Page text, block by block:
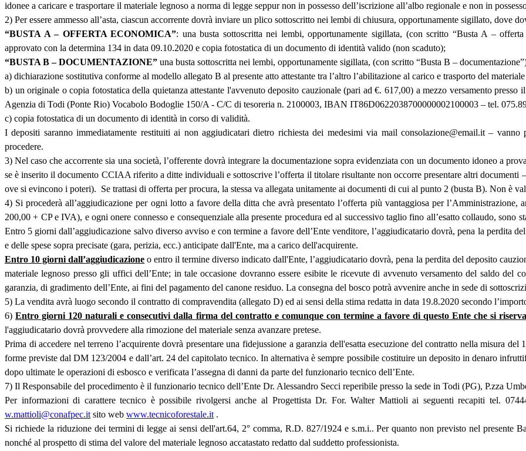
idonee a caricare e trasportare il materiale legnoso a norma di legge seppur non in possesso dell’iscrizione all’albo regionale e non in
2) Per essere ammesso all’asta, ciascun accorrente dovrà inviare un plico sottoscritto nei lembi di chiusura, opportunamente sigillato, dove
“BUSTA A – OFFERTA ECONOMICA”: una busta sottoscritta nei lembi, opportunamente sigillata, (con scritto “Busta A –
approvato con la determina 134 in data 09.10.2020 e copia fotostatica di un documento di identità valido (non scaduto);
“BUSTA B – DOCUMENTAZIONE” una busta sottoscritta nei lembi, opportunamente sigillata, (con scritto “Busta B –
a) dichiarazione sostitutiva conforme al modello allegato B al presente atto attestante tra l’altro l’abilitazione al carico e trasporto del
b) un originale o copia fotostatica della quietanza attestante l'avvenuto deposito cauzionale (pari ad €. 617,00) a mezzo versamento
Agenzia di Todi (Ponte Rio) Vocabolo Bodoglie 150/A - C/C di tesoreria n. 2100003, IBAN IT86D0622038700000002100003 – tel.
c) copia fotostatica di un documento di identità in corso di validità.
I depositi saranno immediatamente restituiti ai non aggiudicatari dietro richiesta dei medesimi via mail consolazione@email.it –
procedere.
3) Nel caso che accorrente sia una società, l’offerente dovrà integrare la documentazione sopra evidenziata con un documento idoneo a
se è inserito il documento CCIAA riferito a ditte individuali e sottoscrive l’offerta il titolare risultante non occorre presentare altri
ove si evincono i poteri). Se trattasi di offerta per procura, la stessa va allegata unitamente ai documenti di cui al punto 2 (busta B). Non è
4) Si procederà all’aggiudicazione per ogni lotto a favore della ditta che avrà presentato l’offerta più vantaggiosa per
200,00 + CP e IVA), e ogni onere connesso e consequenziale alla presente procedura ed al successivo taglio fino all’esatto collaudo, sono
Entro 5 giorni dall’aggiudicazione salvo diverso avviso e con termine a favore dell’Ente venditore, l’aggiudicatario dovrà, pena la perdita
e delle spese sopra precisate (gara, perizia, ecc.) anticipate dall'Ente, ma a carico dell'acquirente.
Entro 10 giorni dall’aggiudicazione o entro il termine diverso indicato dall'Ente, l’aggiudicatario dovrà, pena la perdita del deposito
materiale legnoso presso gli uffici dell’Ente; in tale occasione dovranno essere esibite le ricevute di avvenuto versamento del saldo del
garanzia, di gradimento dell’Ente, ai fini del pagamento del canone residuo. La consegna del bosco potrà avvenire anche in sede di
5) La vendita avrà luogo secondo il contratto di compravendita (allegato D) ed ai sensi della stima redatta in data 19.8.2020 secondo
6)Entro giorni 120 naturali e consecutivi dalla firma del contratto e comunque con termine a favore di questo Ente che si
l'aggiudicatario dovrà provvedere alla rimozione del materiale senza avanzare pretese.
Prima di accedere nel terreno l’acquirente dovrà presentare una fidejussione a garanzia dell'esatta esecuzione del contratto nella misura
forme previste dal DM 123/2004 e dall’art. 24 del capitolato tecnico. In alternativa è sempre possibile costituire un deposito in denaro
dopo ultimate le operazioni di esbosco e verificata l’assegna di danni da parte del funzionario tecnico dell’Ente.
7) Il Responsabile del procedimento è il funzionario tecnico dell’Ente Dr. Alessandro Secci reperibile presso la sede in Todi (PG), P.zza
Per informazioni di carattere tecnico è possibile rivolgersi anche al Progettista Dr. For. Walter Mattioli ai seguenti recapiti tel.
w.mattioli@conafpec.it sito web www.tecnicoforestale.it .
Si richiede la riduzione dei termini di legge ai sensi dell'art.64, 2° comma, R.D. 827/1924 e s.m.i.. Per quanto non previsto nel presente
nonché al prospetto di stima del valore del materiale legnoso accatastato redatto dal suddetto professionista.